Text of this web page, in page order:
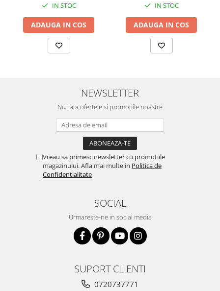
IN STOC
ADAUGA IN COS
IN STOC
ADAUGA IN COS
NEWSLETTER
Nu rata ofertele si promotiile noastre
Vreau sa primesc newsletter cu promotiile
magazinului. Afla mai multe in Politica de
Confidentialitate
SOCIAL
Urmareste-ne in social media
SUPORT CLIENTI
0720737771